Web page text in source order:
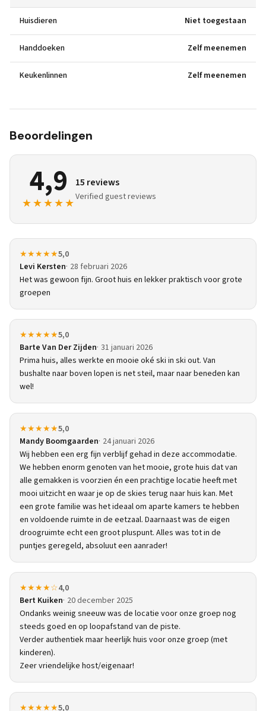
Huisdieren Niet toegestaan
Handdoeken Zelf meenemen
Keukenlinnen Zelf meenemen
Beoordelingen
4,9
★★★★★
15 reviews
Verified guest reviews
★★★★★5,0
Levi Kersten 28 februari 2026
Het was gewoon fijn. Groot huis en lekker praktisch voor grote
groepen
★★★★★5,0
Barte Van Der Zijden 31 januari 2026
Prima huis, alles werkte en mooie oké ski in ski out. Van
bushalte naar boven lopen is net steil, maar naar beneden kan
wel!
★★★★★5,0
Mandy Boomgaarden 24 januari 2026
Wij hebben een erg fijn verblijf gehad in deze accommodatie.
We hebben enorm genoten van het mooie, grote huis dat van
alle gemakken is voorzien én een prachtige locatie heeft met
mooi uitzicht en waar je op de skies terug naar huis kan. Met
een grote familie was het ideaal om aparte kamers te hebben
en voldoende ruimte in de eetzaal. Daarnaast was de eigen
droogruimte echt een groot pluspunt. Alles was tot in de
puntjes geregeld, absoluut een aanrader!
★★★★☆4,0
Bert Kuiken 20 december 2025
Ondanks weinig sneeuw was de locatie voor onze groep nog
steeds goed en op loopafstand van de piste.
Verder authentiek maar heerlijk huis voor onze groep (met
kinderen).
Zeer vriendelijke host/eigenaar!
★★★★★5,0